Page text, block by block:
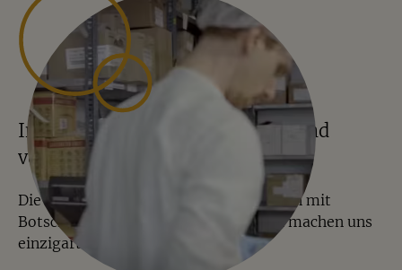
In Münster gewogen, gemischt und
verpackt
Die hochwertige Geschenkverpackungen mit
Botschaften und kreative Mischungen machen uns
einzigartig.